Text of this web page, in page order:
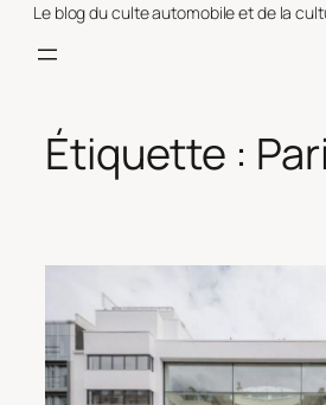
Le blog du culte automobile et de la
Étiquette :